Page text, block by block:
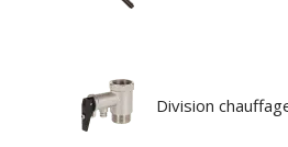
Division